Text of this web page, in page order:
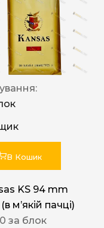
В Кошик
KS 94 mm
мʼякій пачці)
за блок